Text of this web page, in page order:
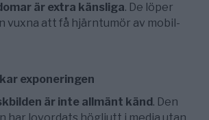
är extra känsliga. De löper
vuxna att få hjärntumör av mobil-
exponeringen
är inte allmänt känd. Den